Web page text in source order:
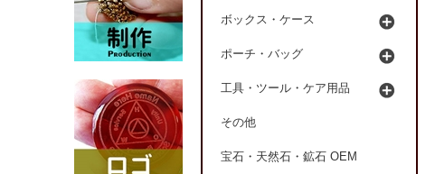
ボックス・ケース
ポーチ・バッグ
工具・ツール・ケア用品
その他
宝石・天然石・鉱石 OEM